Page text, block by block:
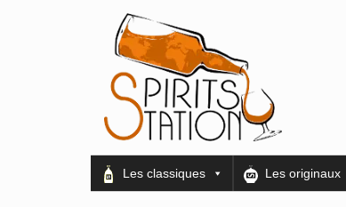
Les classiques Les originaux